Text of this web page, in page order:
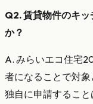
Q2. 賃貸物件のキ
か？
A. みらいエコ住宅
者になることで対
独自に申請するこ